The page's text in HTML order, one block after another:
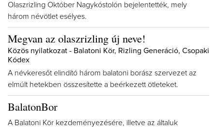
Olaszrizling Október Nagykóstolón bejelentették, mely
három névötlet esélyes.
Megvan az olaszrizling új neve!
Közös nyilatkozat - Balatoni Kör, Rizling Generáció, Csopaki
Kódex
A névkeresőt elindító három balatoni borász szervezet az
elmúlt hetekben összesítette a beérkezett ötleteket.
BalatonBor
A Balatoni Kör kezdeményezésére, illetve az általuk